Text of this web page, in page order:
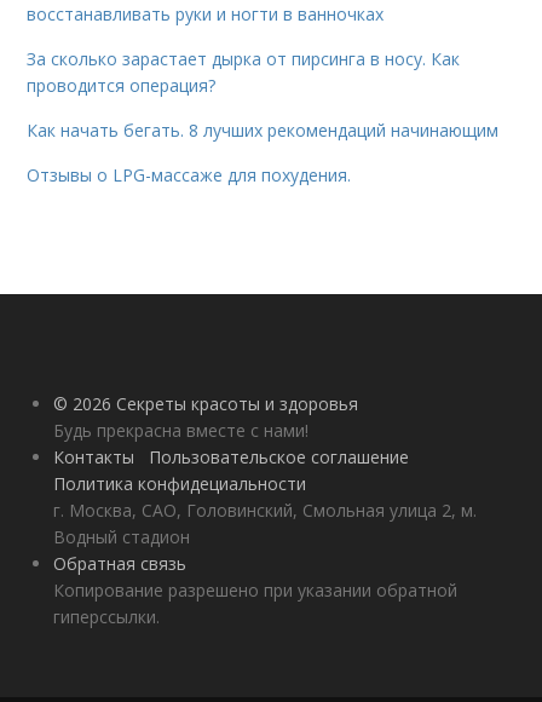
восстанавливать руки и ногти в ванночках
За сколько зарастает дырка от пирсинга в носу. Как
проводится операция?
Как начать бегать. 8 лучших рекомендаций начинающим
Отзывы о LPG-массаже для похудения.
© 2026 Секреты красоты и здоровья
Будь прекрасна вместе с нами!
Контакты
Пользовательское соглашение
Политика конфидециальности
г. Москва, САО, Головинский, Смольная улица 2, м.
Водный стадион
Обратная связь
Копирование разрешено при указании обратной
гиперссылки.